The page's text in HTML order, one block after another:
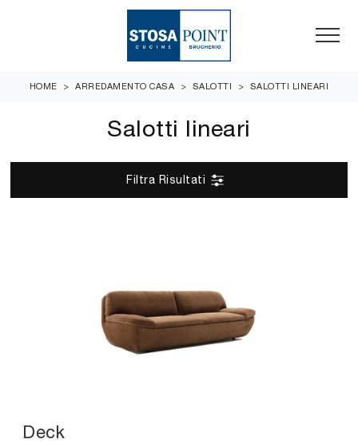
HOME > ARREDAMENTO CASA > SALOTTI > SALOTTI LINEARI
Salotti lineari
Filtra Risultati
Deck